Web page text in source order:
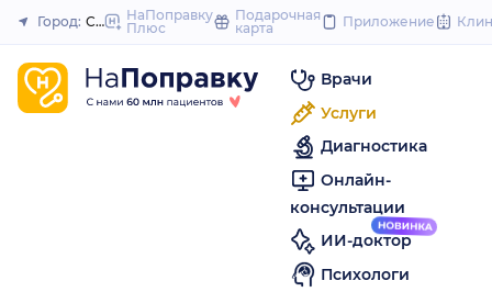
to
Закрыть
Город: СаратовНаПоправку
Плюс
Подарочная
карта
Приложение
Врачи
Услуги
Диагностика
Онлайн-
консультации
ИИ-доктор
Психологи